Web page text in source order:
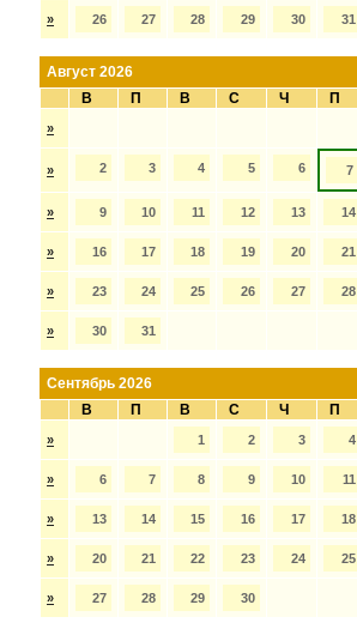
» 26 27 28 29 30 31
Август 2026
В
П В С Ч П
»
» 2 3 4 5 6 7
» 9 10 11 12 13 14
» 16 17 18 19 20 21
» 23 24 25 26 27 28
» 30 31
Сентябрь 2026
В
П В С Ч П
» 1 2 3 4
» 6 7 8 9 10 11
» 13 14 15 16 17 18
» 20 21 22 23 24 25
» 27 28 29 30